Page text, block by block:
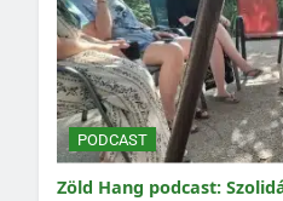
PODCAST
Zöld Hang podcast: